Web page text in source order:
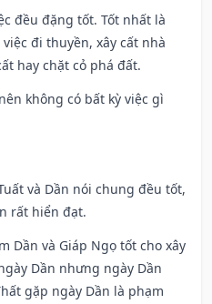
đều đặng tốt. Tốt nhất là
đi thuyền, xây cất nhà
hay chặt cỏ phá đất.
không có bất kỳ việc gì
và Dần nói chung đều tốt,
rất hiển đạt.
Dần và Giáp Ngọ tốt cho xây
Dần nhưng ngày Dần
gặp ngày Dần là phạm